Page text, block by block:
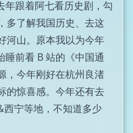
年跟着阿七看历史剧，勾
多了解我国历史、去这
河山。原本我以为今年
睡前看 B 站的《中国通
，今年刚好在杭州良渚
的惊喜感。今年还有去
宁等地，不知道多少